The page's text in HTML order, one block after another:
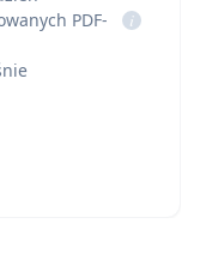
PDF-
i